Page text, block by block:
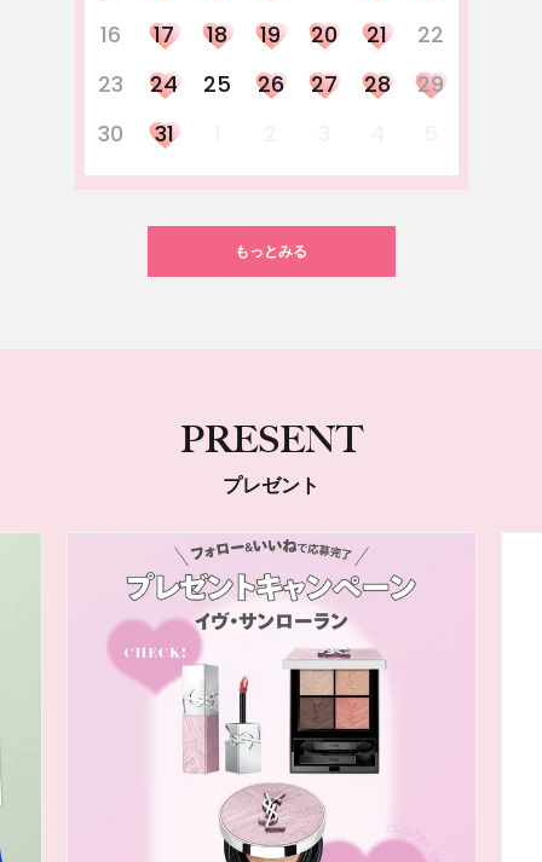
16
17 18 19 20 21
22
23
24 25 26 27 28
29
30
31
もっとみる
PRESENT
プレゼント